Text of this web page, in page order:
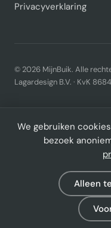
Privacyverklaring
© 2026 MijnBuik. Alle
Lagardesign B.V. · KvK
We gebruiken
bezoek
Alleen